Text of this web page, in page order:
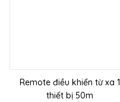
Remote điều khiển từ xa 1
thiết bị 50m